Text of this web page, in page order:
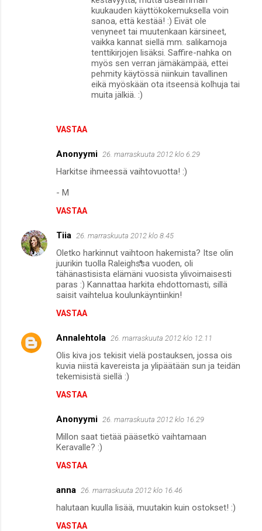
VASTAA
kuukauden käyttökokemuksella voin
sanoa, että kestää! :) Eivät ole
venyneet tai muutenkaan kärsineet,
vaikka kannat siellä mm. salikamoja
tenttikirjojen lisäksi. Saffire-nahka on
myös sen verran jämäkämpää, ettei
pehmity käytössä niinkuin tavallinen
eikä myöskään ota itseensä kolhuja tai
muita jälkiä. :)
Anonyymi 26. marraskuuta 2012 klo 6.29
Harkitse ihmeessä vaihtovuotta! :)
- M
VASTAA
Tiia 26. marraskuuta 2012 klo 8.45
Oletko harkinnut vaihtoon hakemista? Itse olin
juurikin tuolla Raleighssa vuoden, oli
tähänastisista elämäni vuosista ylivoimaisesti
paras :) Kannattaa harkita ehdottomasti, sillä
saisit vaihtelua koulunkäyntiinkin!
VASTAA
Annalehtola 26. marraskuuta 2012 klo 12.11
Olis kiva jos tekisit vielä postauksen, jossa ois
kuvia niistä kavereista ja ylipäätään sun ja teidän
tekemisistä siellä :)
VASTAA
Anonyymi 26. marraskuuta 2012 klo 16.29
Millon saat tietää pääsetkö vaihtamaan
Keravalle? :)
VASTAA
anna 26. marraskuuta 2012 klo 16.46
halutaan kuulla lisää, muutakin kuin ostokset! :)
VASTAA